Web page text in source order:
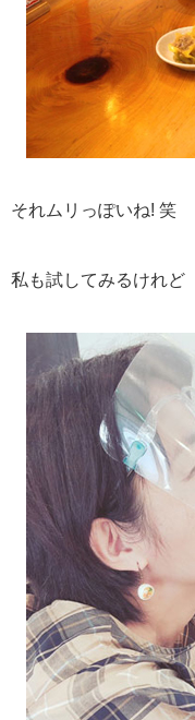
それムリっぽいね! 笑
私も試してみるけれど